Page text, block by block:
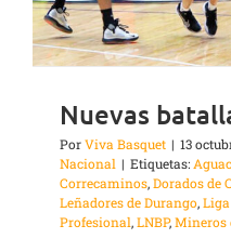
Nuevas
PorViva Basquet | 13
Nacional | Etiquetas:
Correcaminos,Dorados de
Leñadores de Durango,
Profesional,LNBP,Mineros